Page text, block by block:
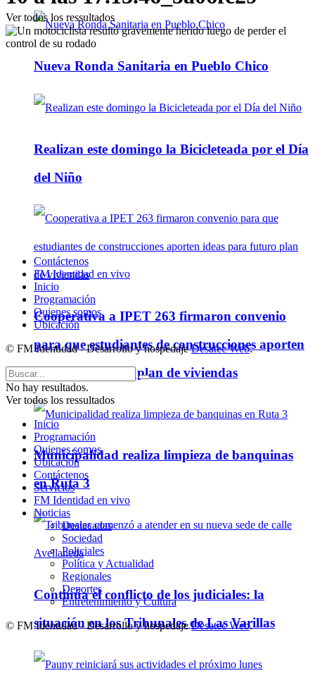
Nueva Ronda Sanitaria en Pueblo Chico
Realizan este domingo la Bicicleteada por el Día
del Niño
Cooperativa a IPET 263 firmaron convenio
para que estudiantes de construcciones aporten
ideas para futuro plan de viviendas
Municipalidad realiza limpieza de banquinas
en Ruta 3
Continúa el conflicto de los judiciales: la
situación en los Tribunales de Las Varillas
Ver todos los ressultados
Contáctenos
FM Identidad en vivo
Inicio
Programación
Quienes somos
Ubicación
© FM Identidad - Desarrollo y hospedajeDesatec Web.
No hay resultados.
Ver todos los ressultados
Inicio
Programación
Quienes somos
Ubicación
Contáctenos
Servicios
FM Identidad en vivo
Noticias
Destacadas
Sociedad
Policiales
Política y Actualidad
Regionales
Deportes
Entretenimiento y Cultura
© FM Identidad - Desarrollo y hospedajeDesatec Web.